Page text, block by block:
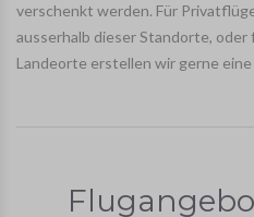
verschenkt werden. Für
ausserhalb dieser Standorte,
Landeorte erstellen wir gerne